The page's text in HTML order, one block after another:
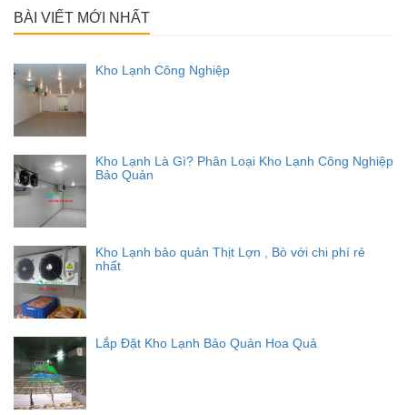
BÀI VIẾT MỚI NHẤT
Kho Lạnh Công Nghiệp
Kho Lạnh Là Gì? Phân Loại Kho Lạnh Công Nghiệp
Bảo Quản
Kho Lạnh bảo quản Thịt Lợn , Bò với chi phí rẻ
nhất
Lắp Đặt Kho Lạnh Bảo Quản Hoa Quả